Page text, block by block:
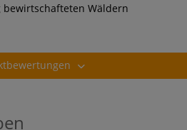
bewirtschafteten Wäldern